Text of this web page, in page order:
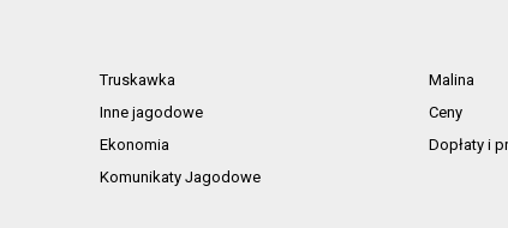
Truskawka
Malina
Inne jagodowe
Ceny
Ekonomia
Dopłaty i
Komunikaty Jagodowe